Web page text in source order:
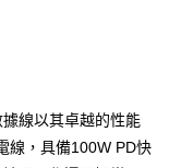
線以其卓越的性能
線，具備100W PD快